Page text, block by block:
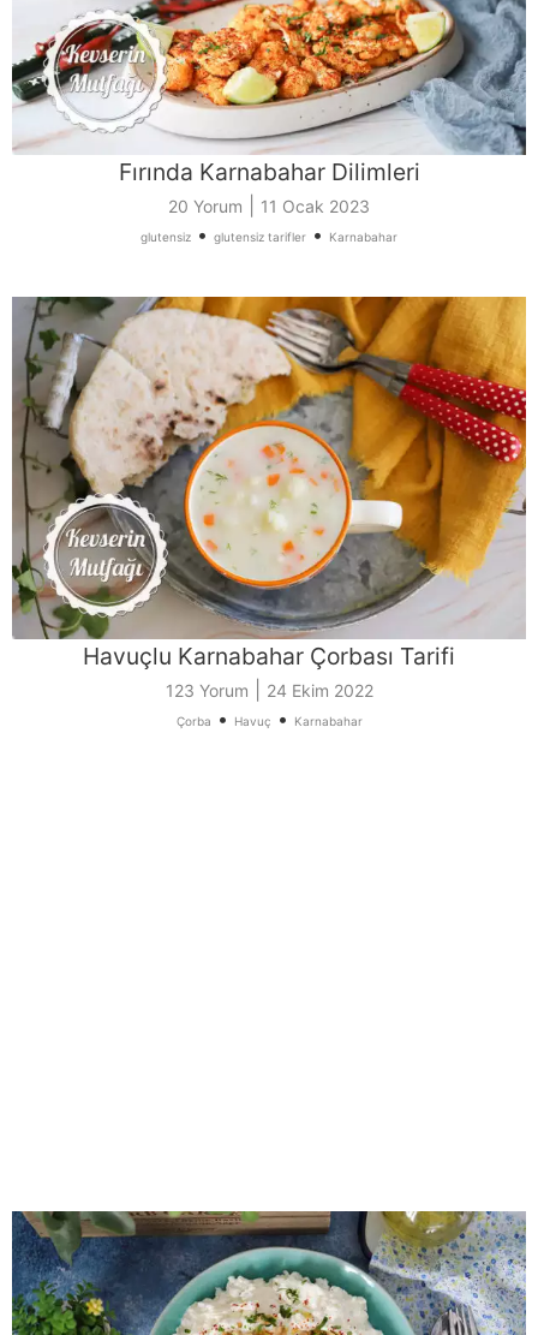
Fırında Karnabahar Dilimleri
20 Yorum 11 Ocak 2023
glutensiz • glutensiz tarifler • Karnabahar
Havuçlu Karnabahar Çorbası Tarifi
123 Yorum 24 Ekim 2022
Çorba • Havuç • Karnabahar